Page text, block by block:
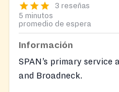
3 reseñas
5 minutos
promedio de espera
Información
SPAN’s primary
and Broadneck.